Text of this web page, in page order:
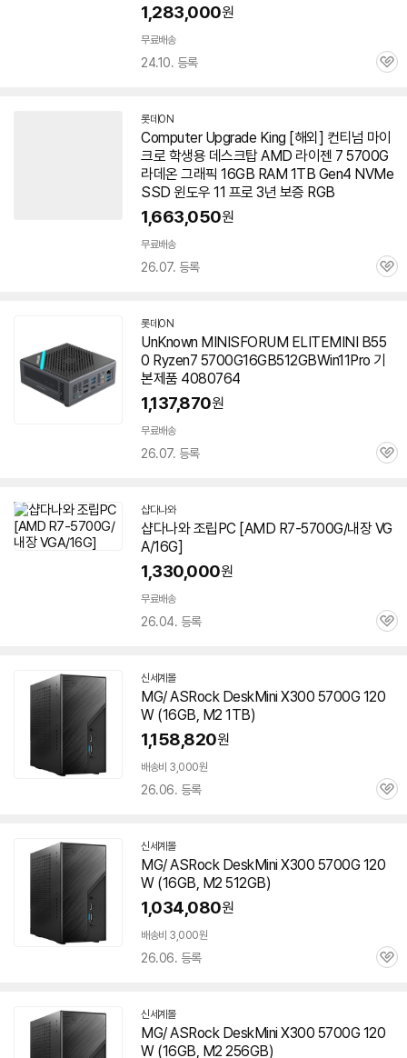
1,283,000원
무료배송
24.10. 등록
관
롯데ON
Computer Upgrade King [해외] 컨티넘 마이
크로 학생용 데스크탑 AMD 라이젠 7 5700G
라데온 그래픽 16GB RAM 1TB Gen4 NVMe
SSD 윈도우 11 프로 3년 보증 RGB
1,663,050원
무료배송
26.07. 등록
관
롯데ON
UnKnown MINISFORUM ELITEMINI B55
0 Ryzen7 5700G16GB512GBWin11Pro 기
본제품 4080764
1,137,870원
무료배송
26.07. 등록
관
샵다나와
샵다나와 조립PC [AMD R7-5700G/내장 VG
A/16G]
1,330,000원
무료배송
26.04. 등록
관
신세계몰
MG/ ASRock DeskMini X300 5700G 120
W (16GB, M2 1TB)
1,158,820원
배송비 3,000원
26.06. 등록
관
신세계몰
MG/ ASRock DeskMini X300 5700G 120
W (16GB, M2 512GB)
1,034,080원
배송비 3,000원
26.06. 등록
관
신세계몰
MG/ ASRock DeskMini X300 5700G 120
W (16GB, M2 256GB)